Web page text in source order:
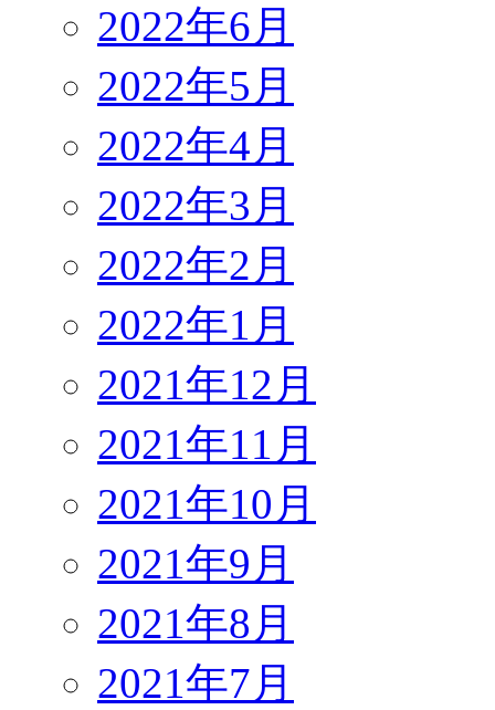
2022年6月
2022年5月
2022年4月
2022年3月
2022年2月
2022年1月
2021年12月
2021年11月
2021年10月
2021年9月
2021年8月
2021年7月